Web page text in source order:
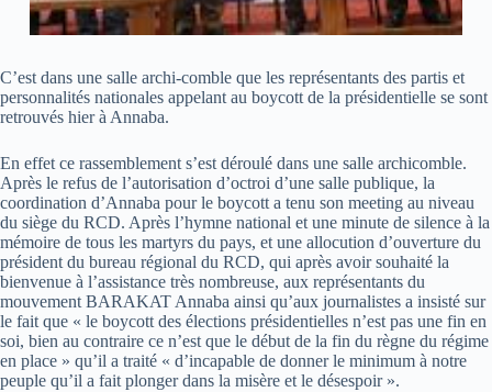
C’est dans une salle archi-comble que les représentants des partis et
personnalités nationales appelant au boycott de la présidentielle se sont
retrouvés hier à Annaba.
En effet ce rassemblement s’est déroulé dans une salle archicomble.
Après le refus de l’autorisation d’octroi d’une salle publique, la
coordination d’Annaba pour le boycott a tenu son meeting au niveau
du siège du RCD. Après l’hymne national et une minute de silence à la
mémoire de tous les martyrs du pays, et une allocution d’ouverture du
président du bureau régional du RCD, qui après avoir souhaité la
bienvenue à l’assistance très nombreuse, aux représentants du
mouvement BARAKAT Annaba ainsi qu’aux journalistes a insisté sur
le fait que « le boycott des élections présidentielles n’est pas une fin en
soi, bien au contraire ce n’est que le début de la fin du règne du régime
en place » qu’il a traité « d’incapable de donner le minimum à notre
peuple qu’il a fait plonger dans la misère et le désespoir ».